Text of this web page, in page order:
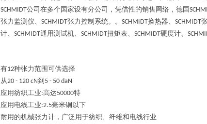
SCHMIDT公司在多个国家设有分公司，凭借性的销售网络，德国
张力监测仪、 SCHMIDT张力控制系统。。 SCHMIDT换热器、 SCHMIDT
计、 SCHMIDT通用测试机、 SCHMIDT扭矩表、 SCHMIDT硬度计、
有12种张力范围可供选择
从20 - 120 cN到 5 - 50 daN
应用纺织工业:高达50000特
应用电线工业:2.5毫米铜以下
耐用的机械张力计，广泛用于纺织、纤维和电线行业